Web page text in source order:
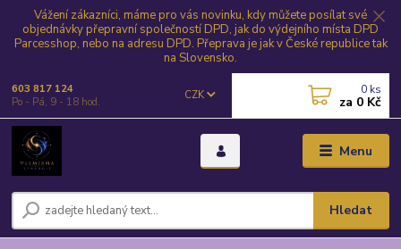
Vážení zákazníci, máme pro vás novinku, kdy můžete posílat své
objednávky přepravní společností DPD, jak do výdejního místa DPD
Parcesshop, nebo na adresu DPD. Přeprava je jak v České republice tak
na Slovensko.
Menu
CZK
Hledat
603 817 124
Po - Pá, 9 - 18 hod.
0 ks
za 0 Kč